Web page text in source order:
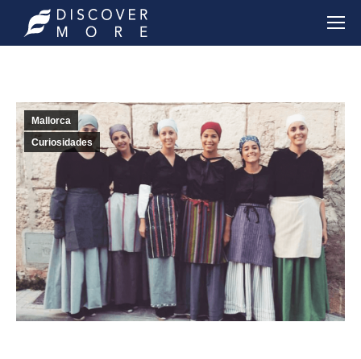
Mallorca
Curiosidades